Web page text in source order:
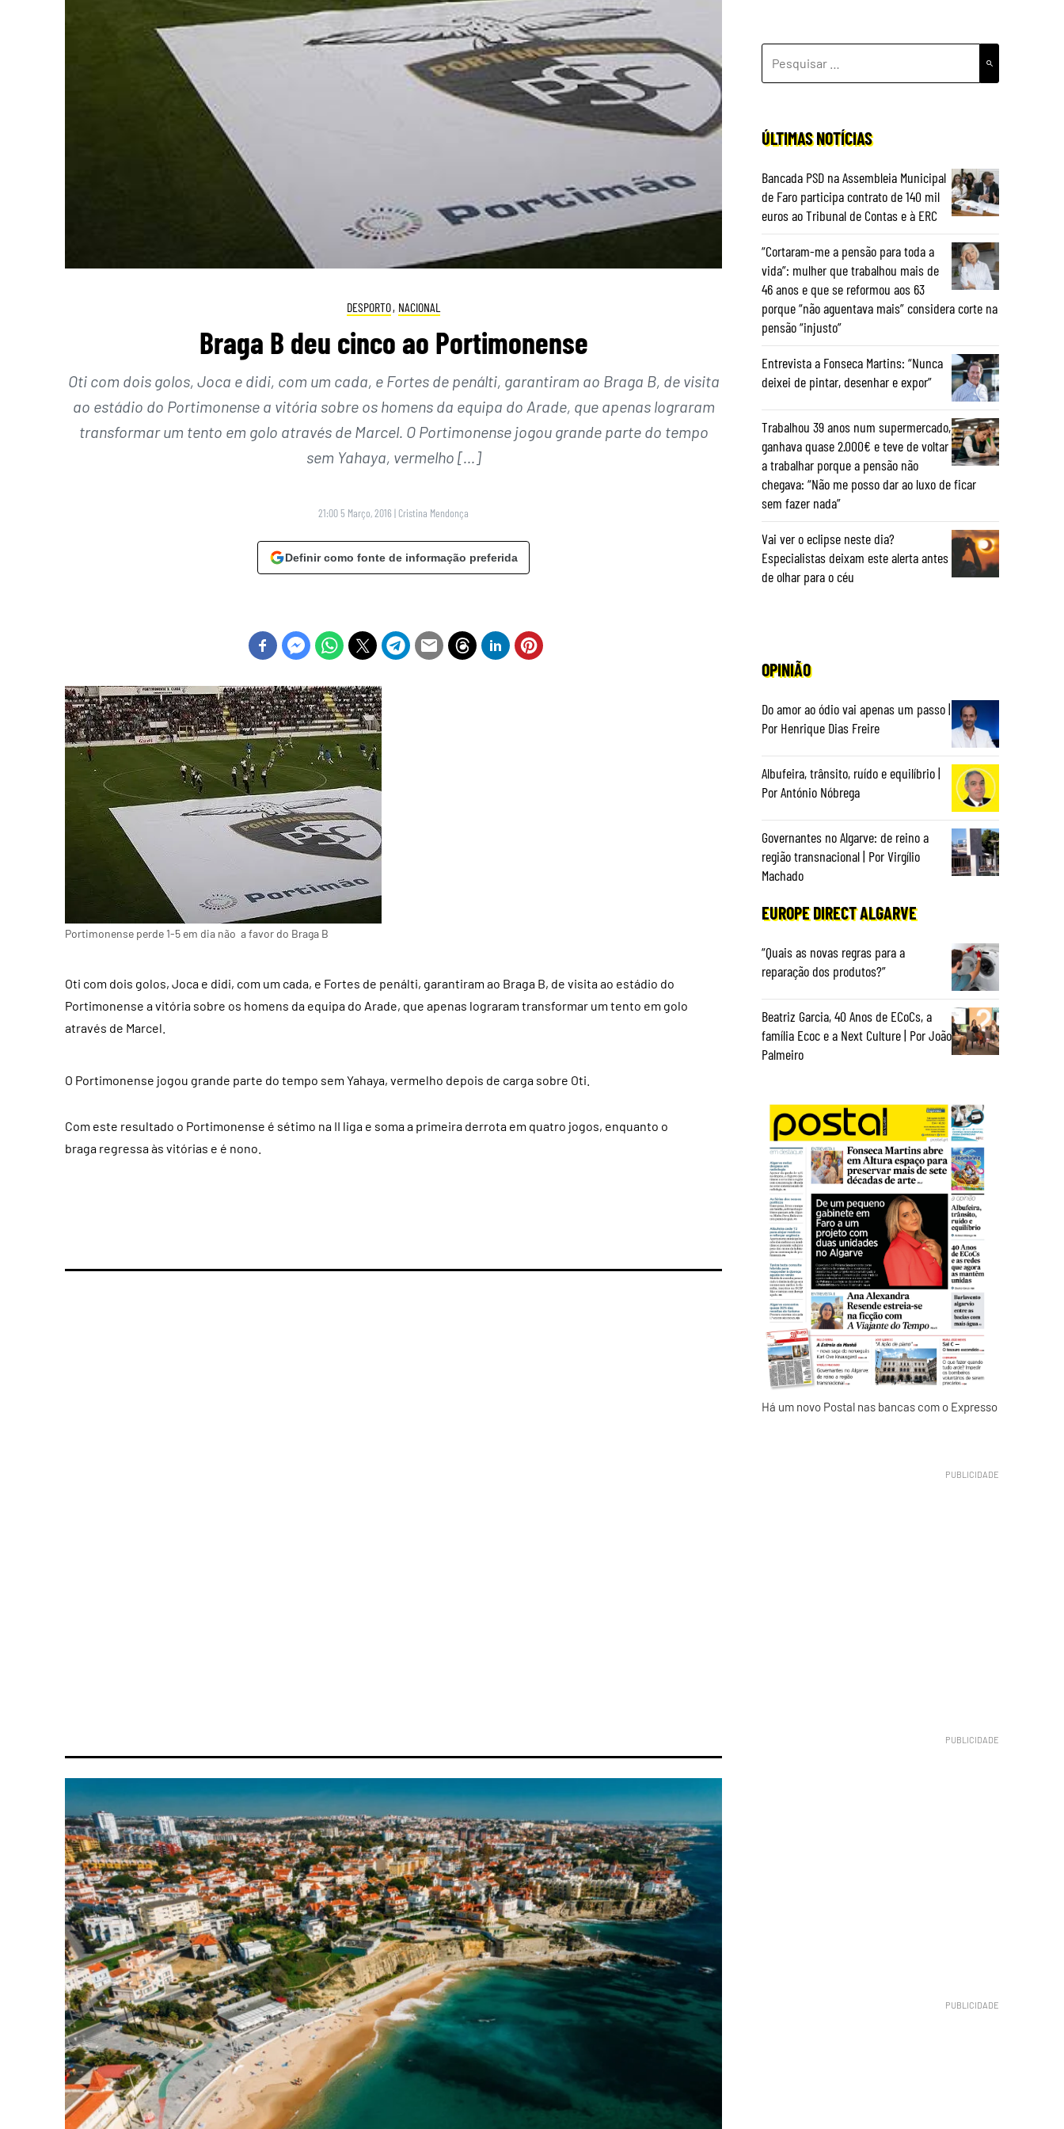
DESPORTO, NACIONAL
Braga B deu cinco ao Portimonense
Oti com dois golos, Joca e didi, com um cada, e Fortes de penálti, garantiram ao Braga B, de visita
ao estádio do Portimonense a vitória sobre os homens da equipa do Arade, que apenas lograram
transformar um tento em golo através de Marcel. O Portimonense jogou grande parte do tempo
sem Yahaya, vermelho […]
21:00 5 Março, 2016 | Cristina Mendonça
Definir como fonte de informação preferida
Portimonense perde 1-5 em dia não a favor do Braga B
Oti com dois golos, Joca e didi, com um cada, e Fortes de penálti, garantiram ao Braga B, de visita ao estádio do
Portimonense a vitória sobre os homens da equipa do Arade, que apenas lograram transformar um tento em golo
através de Marcel.
O Portimonense jogou grande parte do tempo sem Yahaya, vermelho depois de carga sobre Oti.
Com este resultado o Portimonense é sétimo na II liga e soma a primeira derrota em quatro jogos, enquanto o
braga regressa às vitórias e é nono.
POR:
ÚLTIMAS NOTÍCIAS
Bancada PSD na Assembleia Municipal
de Faro participa contrato de 140 mil
euros ao Tribunal de Contas e à ERC
“Cortaram-me a pensão para toda a
vida”: mulher que trabalhou mais de
46 anos e que se reformou aos 63
porque “não aguentava mais” considera corte na
pensão “injusto”
Entrevista a Fonseca Martins: “Nunca
deixei de pintar, desenhar e expor”
Trabalhou 39 anos num supermercado,
ganhava quase 2.000€ e teve de voltar
a trabalhar porque a pensão não
chegava: “Não me posso dar ao luxo de ficar
sem fazer nada”
Vai ver o eclipse neste dia?
Especialistas deixam este alerta antes
de olhar para o céu
OPINIÃO
Do amor ao ódio vai apenas um passo |
Por Henrique Dias Freire
Albufeira, trânsito, ruído e equilíbrio |
Por António Nóbrega
Governantes no Algarve: de reino a
região transnacional | Por Virgílio
Machado
EUROPE DIRECT ALGARVE
“Quais as novas regras para a
reparação dos produtos?”
Beatriz Garcia, 40 Anos de ECoCs, a
família Ecoc e a Next Culture | Por João
Palmeiro
Há um novo Postal nas bancas com o Expresso